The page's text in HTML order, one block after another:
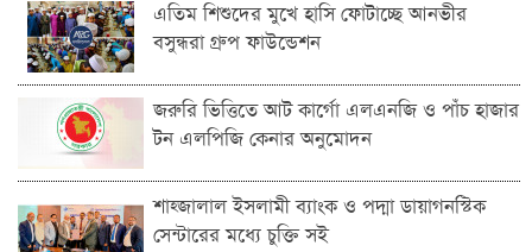
এতিম শিশুদের মুখে হাসি ফোটাচ্ছে আনভীর
বসুন্ধরা গ্রুপ ফাউন্ডেশন
জরুরি ভিত্তিতে আট কার্গো এলএনজি ও পাঁচ হাজার
টন এলপিজি কেনার অনুমোদন
শাহ্জালাল ইসলামী ব্যাংক ও পদ্মা ডায়াগনস্টিক
সেন্টারের মধ্যে চুক্তি সই